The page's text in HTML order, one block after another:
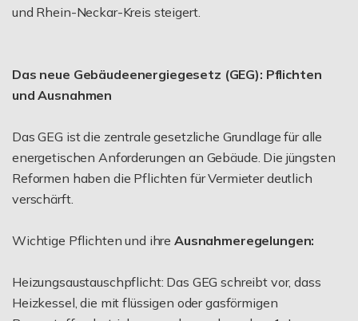
und Rhein-Neckar-Kreis steigert.
Das neue Gebäudeenergiegesetz (GEG): Pflichten
und Ausnahmen
Das GEG ist die zentrale gesetzliche Grundlage für alle
energetischen Anforderungen an Gebäude. Die jüngsten
Reformen haben die Pflichten für Vermieter deutlich
verschärft.
Wichtige Pflichten und ihre Ausnahmeregelungen:
Heizungsaustauschpflicht: Das GEG schreibt vor, dass
Heizkessel, die mit flüssigen oder gasförmigen